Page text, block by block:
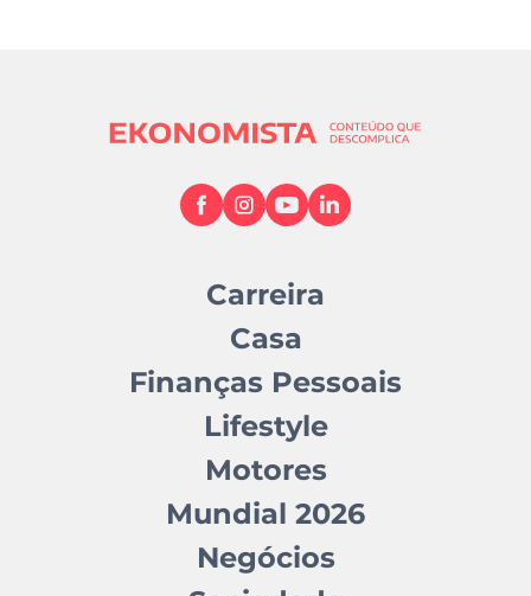
Carreira
Casa
Finanças Pessoais
Lifestyle
Motores
Mundial 2026
Negócios